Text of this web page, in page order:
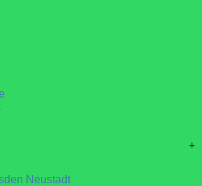
+
Neustadt